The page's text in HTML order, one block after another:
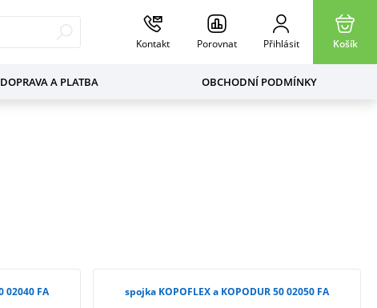
Kontakt Porovnat Přihlásit Košík
DOPRAVA A PLATBA OBCHODNÍ PODMÍNKY
02040 FA spojka KOPOFLEX a KOPODUR 50 02050 FA